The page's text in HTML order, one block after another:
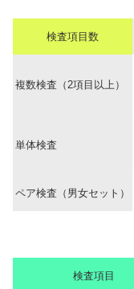
検査項目数
複数検査（2項目以上）
単体検査
ペア検査（男女セット）
検査項目